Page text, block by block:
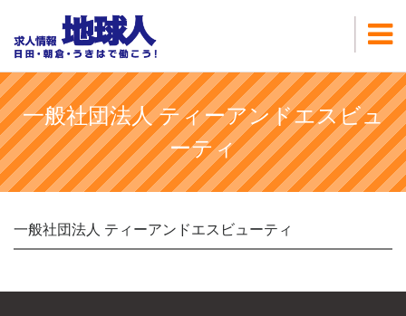
一般社団法人 ティーアンドエスビュ
ーティ
一般社団法人 ティーアンドエスビューティ